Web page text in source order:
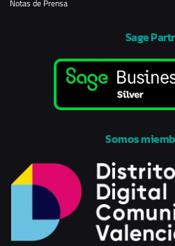
Notas de Prensa
Sage
Somos